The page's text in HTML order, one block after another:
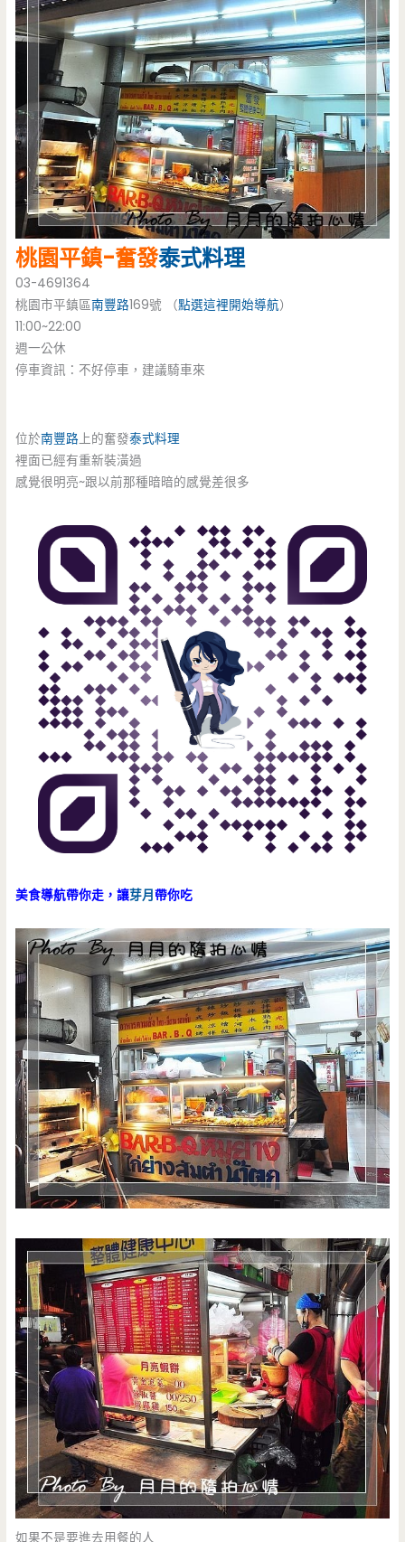
桃園平鎮-奮發泰式料理
03-4691364
桃園市平鎮區南豐路169號 （點選這裡開始導航）
11:00~22:00
週一公休
停車資訊：不好停車，建議騎車來
位於南豐路上的奮發泰式料理
裡面已經有重新裝潢過
感覺很明亮~跟以前那種暗暗的感覺差很多
美食導航帶你走，讓芽月帶你吃
如果不是要進去用餐的人